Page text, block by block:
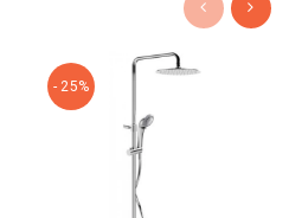
- 25%